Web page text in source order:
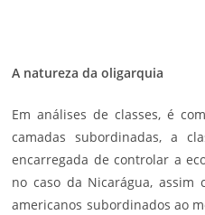
A natureza da oligarquia
Em análises de classes, é
camadas subordinadas, a
encarregada de controlar a
no caso da Nicarágua, assim
americanos subordinados ao